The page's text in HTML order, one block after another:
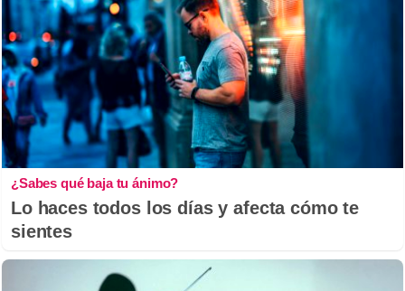
¿Sabes qué baja tu ánimo?
Lo haces todos los días y afecta cómo te
sientes